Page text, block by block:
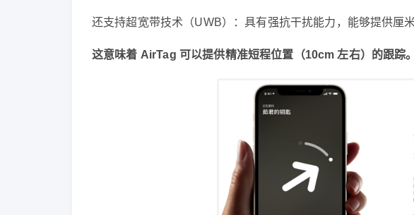
还支持超宽带技术（UWB）：具有强抗干扰能力，能够提供厘
这意味着 AirTag 可以提供精准短程位置（10cm 左右）的跟踪。
苹果这
抓奸神
北京时间 21